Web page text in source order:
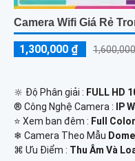
Camera Wifi Giá Rẻ
1,300,000 ₫
🔆 Độ Phân giải : FULL HD
®️ Công Nghệ Camera :
IP
⭐ Xem ban đêm : Full
❄ Camera Theo Mẫu
️⌘ Ưu Điểm : Thu Âm Và